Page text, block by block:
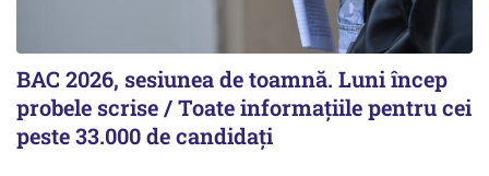
BAC 2026, sesiunea de toamnă. Luni încep
probele scrise / Toate informațiile pentru cei
peste 33.000 de candidați